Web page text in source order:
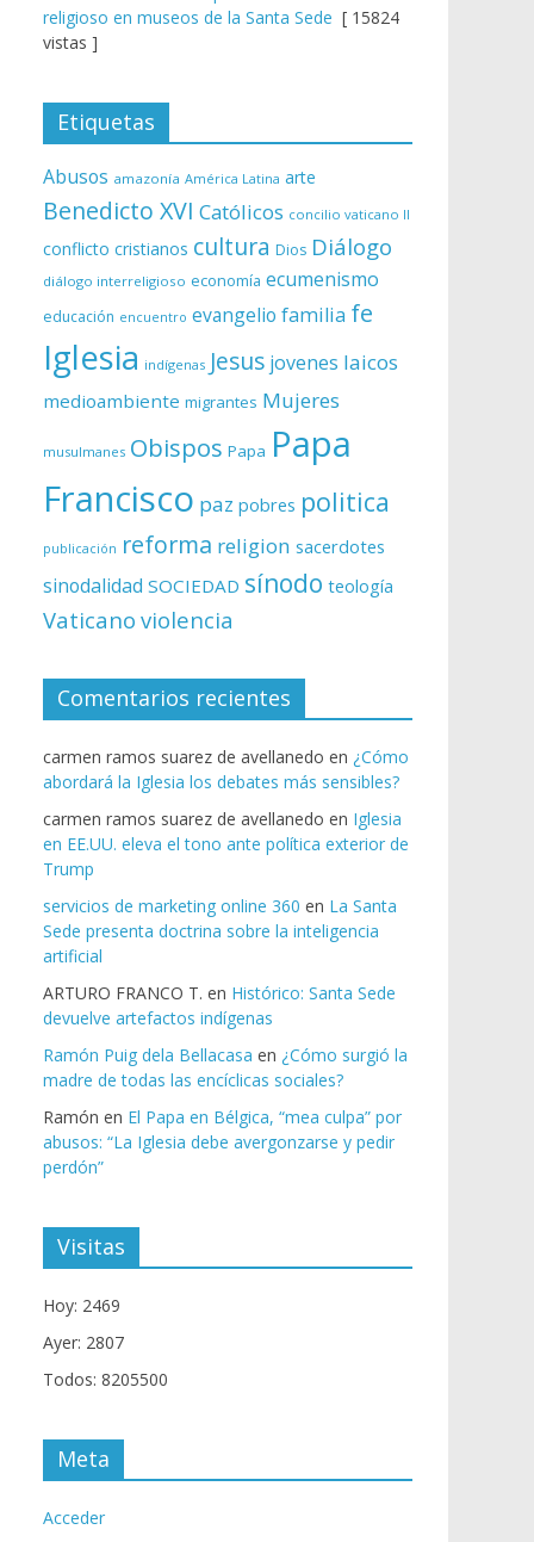
religioso en museos de la Santa Sede [ 15824
vistas ]
Etiquetas
Abusos amazonía América Latina arte
Benedicto XVI Católicos concilio vaticano II
conflicto cristianos cultura Dios Diálogo
diálogo interreligioso economía ecumenismo
educación encuentro evangelio familia fe
Iglesia indígenas Jesus jovenes laicos
medioambiente migrantes Mujeres
musulmanes Obispos Papa Papa
Francisco paz pobres politica
publicación reforma religion sacerdotes
sinodalidad SOCIEDAD sínodo teología
Vaticano violencia
Comentarios recientes
carmen ramos suarez de avellanedo en ¿Cómo
abordará la Iglesia los debates más sensibles?
carmen ramos suarez de avellanedo en Iglesia
en EE.UU. eleva el tono ante política exterior de
Trump
servicios de marketing online 360 en La Santa
Sede presenta doctrina sobre la inteligencia
artificial
ARTURO FRANCO T. en Histórico: Santa Sede
devuelve artefactos indígenas
Ramón Puig dela Bellacasa en ¿Cómo surgió la
madre de todas las encíclicas sociales?
Ramón en El Papa en Bélgica, “mea culpa” por
abusos: “La Iglesia debe avergonzarse y pedir
perdón”
Visitas
Hoy: 2469
Ayer: 2807
Todos: 8205500
Meta
Acceder